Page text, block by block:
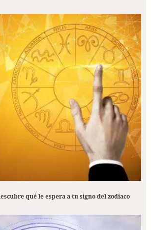
qué le espera a tu signo del zodiaco